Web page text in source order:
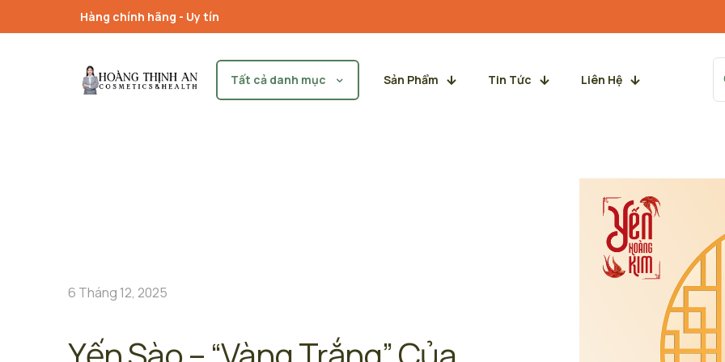
Hàng chính hãng - Uy tín
Tất cả danh mục Sản Phẩm Tin Tức Liên Hệ
6 Tháng 12, 2025